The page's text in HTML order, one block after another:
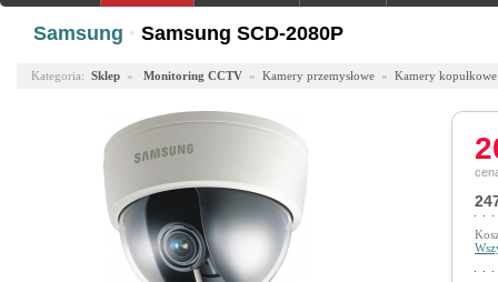
Samsung · Samsung SCD-2080P
Kategoria: Sklep » Monitoring CCTV » Kamery przemysłowe » Kamery kopułkowe